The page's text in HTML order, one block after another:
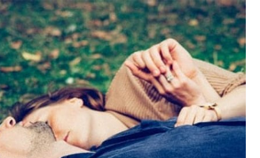
Przedstawiamy trzy
znaki zodiaku.
z nich? Na początku każda
idealna. Jednak czas leci, a my
się o najbardziej błahe
do siebie nie pasujemy,
to za późno. Może